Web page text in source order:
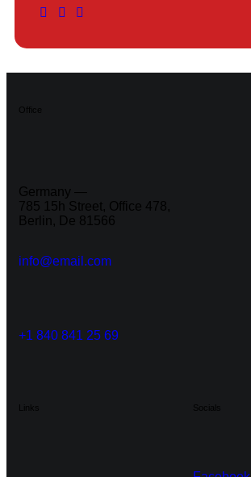
Office
Germany —
785 15h Street, Office 478,
Berlin, De 81566
info@email.com
+1 840 841 25 69
Links Socials